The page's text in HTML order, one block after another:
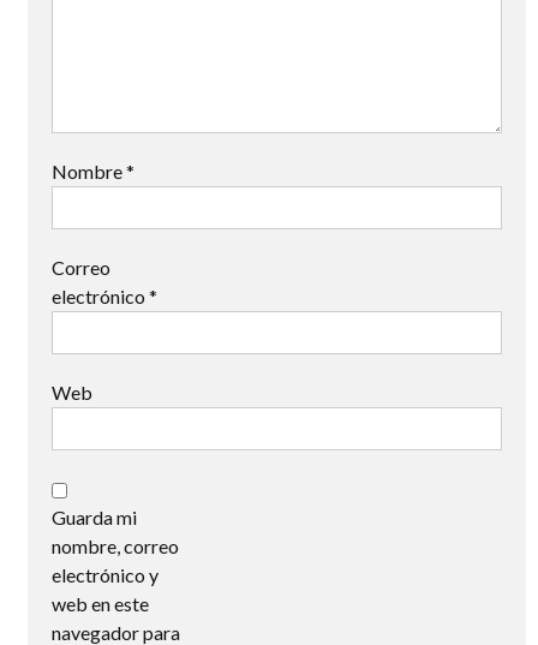
Nombre*
Correo
electrónico *
Web
Guarda mi
nombre, correo
electrónico y
web en este
navegador para